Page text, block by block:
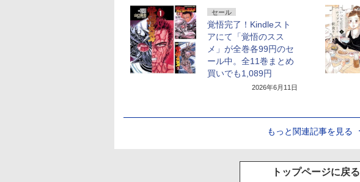
セール
覚悟完了！Kindleスト
アにて「覚悟のスス
メ」が全巻各99円のセ
ール中。全11巻まとめ
買いでも1,089円
2026年6月11日
もっと関連記事を見る
トップページに戻る